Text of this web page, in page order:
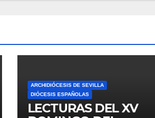
ARCHIDIÓCESIS DE SEVILLA
DIÓCESIS ESPAÑOLAS
LECTURAS DEL XV